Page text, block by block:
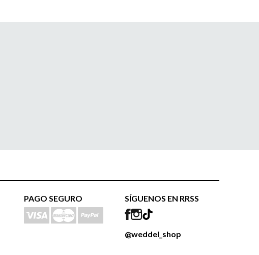
PAGO SEGURO SÍGUENOS EN RRSS
@weddel_shop